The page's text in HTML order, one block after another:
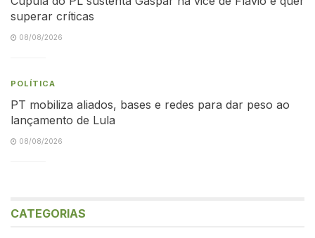
superar críticas
08/08/2026
POLÍTICA
PT mobiliza aliados, bases e redes para dar peso ao
lançamento de Lula
08/08/2026
CATEGORIAS